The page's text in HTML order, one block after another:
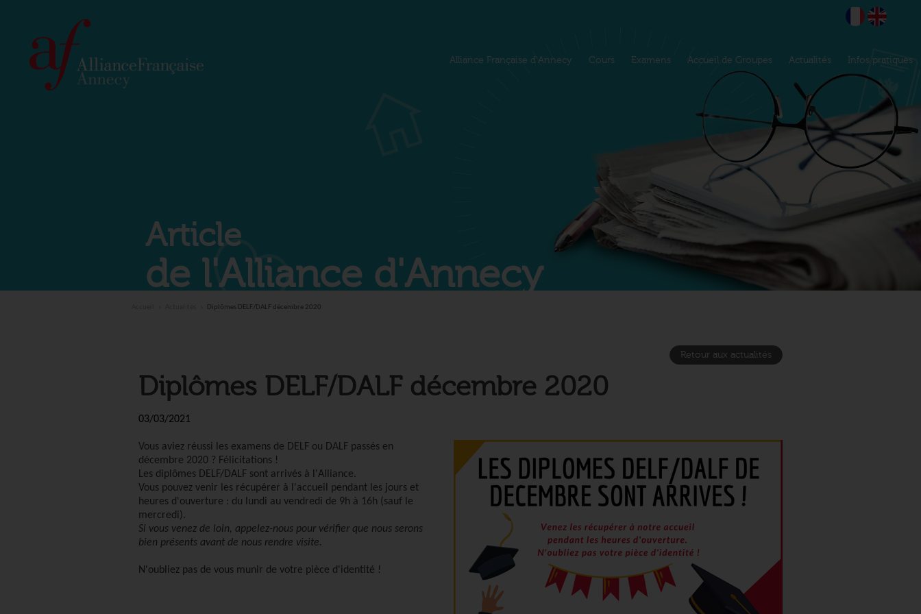
Alliance Française d'Annecy Cours Examens Accueil de Groupes Actualités Infos pratiques
Article
de l'Alliance d'Annecy
Diplômes DELF/DALF décembre 2020
Retour aux actualités
Diplômes DELF/DALF décembre 2020
03/03/2021
Vous aviez réussi les examens de DELF ou DALF passés en
décembre 2020 ? Félicitations !
Les diplômes DELF/DALF sont arrivés à l'Alliance.
Vous pouvez venir les récupérer à l'accueil pendant les jours et
heures d'ouverture : du lundi au vendredi de 9h à 16h (sauf le
mercredi).
Si vous venez de loin, appelez-nous pour vérifier que nous serons
bien présents avant de nous rendre visite.
N'oubliez pas de vous munir de votre pièce d'identité !